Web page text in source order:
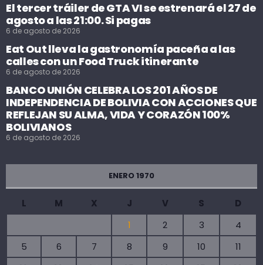
El tercer tráiler de GTA VI se estrenará el 27 de
agosto a las 21:00. Si pagas
6 de agosto de 2026
Eat Out lleva la gastronomía paceña a las
calles con un Food Truck itinerante
6 de agosto de 2026
BANCO UNIÓN CELEBRA LOS 201 AÑOS DE
INDEPENDENCIA DE BOLIVIA CON ACCIONES QUE
REFLEJAN SU ALMA, VIDA Y CORAZÓN 100%
BOLIVIANOS
6 de agosto de 2026
ENERO 1970
L M X J V S
D
1
2 3
4
5
6 7 8 9 10
11